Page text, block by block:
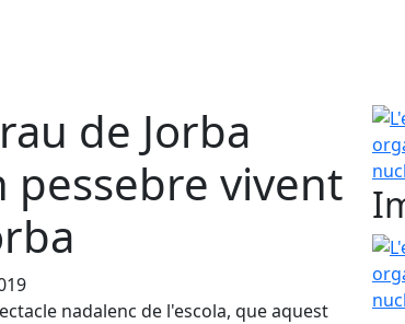
de Jorba
pessebre vivent
nadalenc de l'escola, que aquest